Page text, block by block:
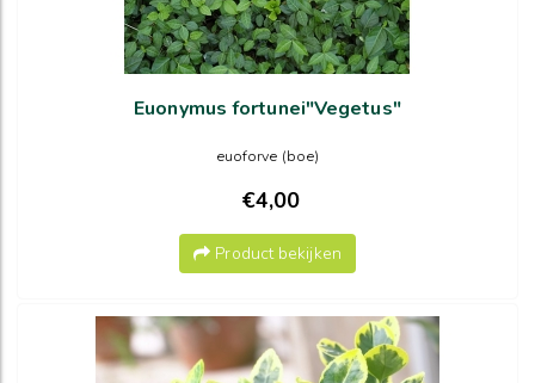
Euonymus fortunei"Vegetus"
euoforve (boe)
€4,00
Product bekijken